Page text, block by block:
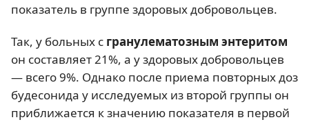
показатель в группе здоровых добровольцев.
Так, у больных с гранулематозным энтеритом
он составляет 21%, а у здоровых добровольцев
— всего 9%. Однако после приема повторных доз
будесонида у исследуемых из второй группы он
приближается к значению показателя в первой